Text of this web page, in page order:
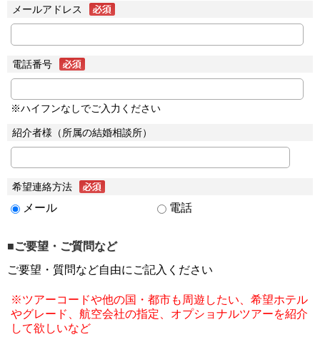
メールアドレス
電話番号
※ハイフンなしでご入力ください
紹介者様（所属の結婚相談所）
希望連絡方法
メール 電話
■ご要望・ご質問など
ご要望・質問など自由にご記入ください
※ツアーコードや他の国・都市も周遊したい、希望ホテル
やグレード、航空会社の指定、オプショナルツアーを紹介
して欲しいなど